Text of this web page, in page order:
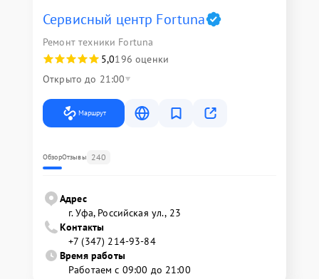
Сервисный центр Fortuna
Ремонт техники Fortuna
5,0196 оценки
Открыто до 21:00
Маршрут
ОбзорОтзывы 240
Адрес
г. Уфа, Российская ул., 23
Контакты
+7 (347) 214-93-84
Время работы
Работаем с 09:00 до 21:00